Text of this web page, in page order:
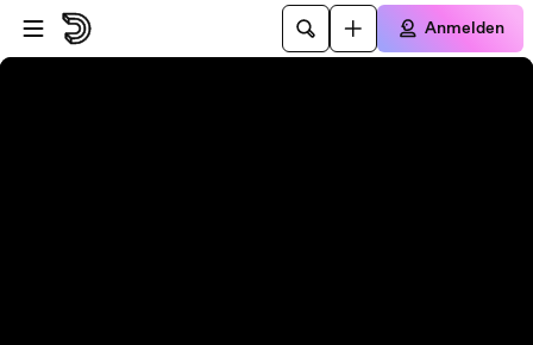
Zum Player springen
Zum Hauptinhalt springen
Anmelden